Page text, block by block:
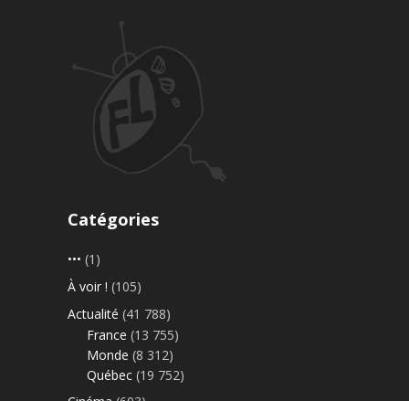
Catégories
••• (1)
À voir ! (105)
Actualité (41 788)
France (13 755)
Monde (8 312)
Québec (19 752)